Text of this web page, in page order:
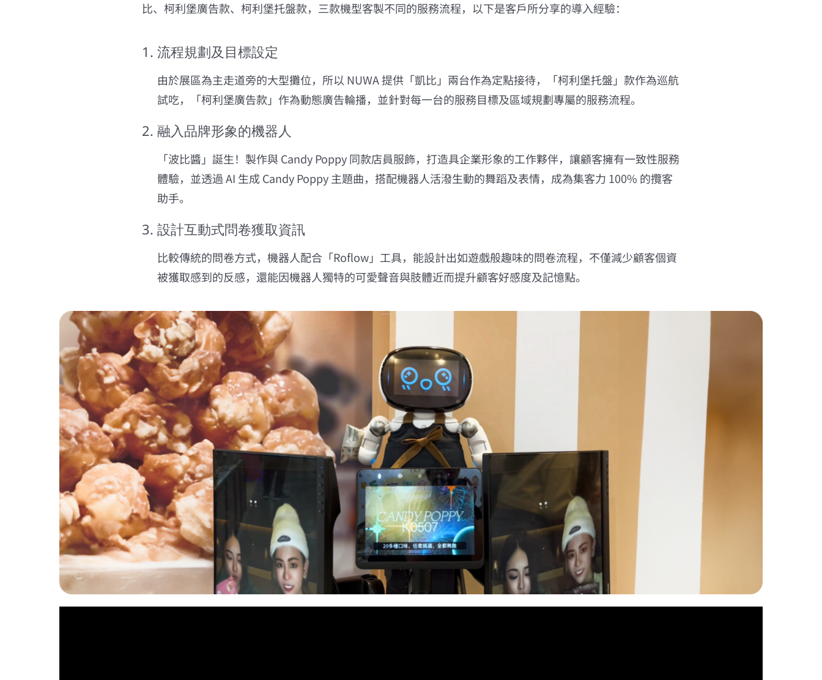
比、柯利堡廣告款、柯利堡托盤款，三款機型客製不同的服務流程，以下是客戶所分享的導入經驗：
1. 流程規劃及目標設定
由於展區為主走道旁的大型攤位，所以 NUWA 提供「凱比」兩台作為定點接待，「柯利堡托盤」款作為巡航
試吃，「柯利堡廣告款」作為動態廣告輪播，並針對每一台的服務目標及區域規劃專屬的服務流程。
2. 融入品牌形象的機器人
「波比醬」誕生！製作與 Candy Poppy 同款店員服飾，打造具企業形象的工作夥伴，讓顧客擁有一致性服務
體驗，並透過 AI 生成 Candy Poppy 主題曲，搭配機器人活潑生動的舞蹈及表情，成為集客力 100% 的攬客
助手。
3. 設計互動式問卷獲取資訊
比較傳統的問卷方式，機器人配合「Roflow」工具，能設計出如遊戲般趣味的問卷流程，不僅減少顧客個資
被獲取感到的反感，還能因機器人獨特的可愛聲音與肢體近而提升顧客好感度及記憶點。